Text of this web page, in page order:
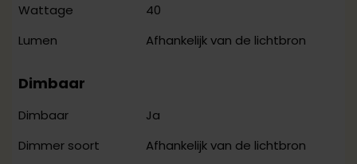
Wattage
40
Lumen
Afhankelijk van de lichtbron
Dimbaar
Dimbaar
Ja
Dimmer soort
Afhankelijk van de lichtbron